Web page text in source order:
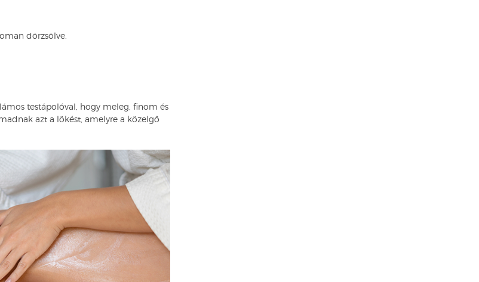
dörzsölve.
testápolóval, hogy meleg, finom és
azt a lökést, amelyre a közelgő